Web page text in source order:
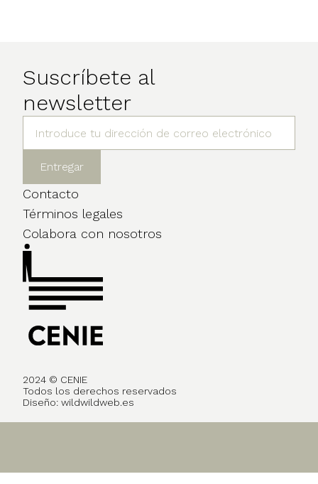
Suscríbete al
newsletter
Contacto
Términos legales
Colabora con nosotros
2024 © CENIE
Todos los derechos reservados
Diseño: wildwildweb.es